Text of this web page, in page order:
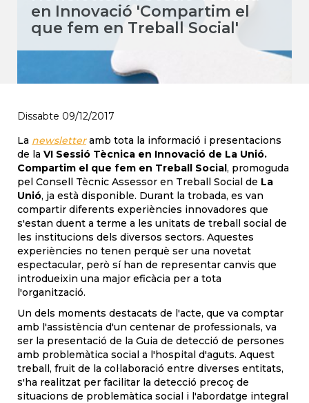
en Innovació 'Compartim el
que fem en Treball Social'
Dissabte 09/12/2017
La newsletteramb tota la informació i presentacions
de la VI Sessió Tècnica en Innovació de La Unió.
Compartim el que fem en Treball Social, promoguda
pel Consell Tècnic Assessor en Treball Social de La
Unió, ja està disponible. Durant la trobada, es van
compartir diferents experiències innovadores que
s'estan duent a terme a les unitats de treball social de
les institucions dels diversos sectors. Aquestes
experiències no tenen perquè ser una novetat
espectacular, però sí han de representar canvis que
introdueixin una major eficàcia per a tota
l'organització.
Un dels moments destacats de l'acte, que va comptar
amb l'assistència d'un centenar de professionals, va
ser la presentació de la Guia de detecció de persones
amb problemàtica social a l'hospital d'aguts. Aquest
treball, fruit de la col·laboració entre diverses entitats,
s'ha realitzat per facilitar la detecció precoç de
situacions de problemàtica social i l'abordatge integral